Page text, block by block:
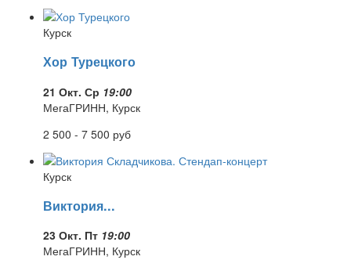
Курск
Хор Турецкого
21 Окт. Ср 19:00
МегаГРИНН, Курск
2 500 - 7 500 руб
Курск
Виктория...
23 Окт. Пт 19:00
МегаГРИНН, Курск